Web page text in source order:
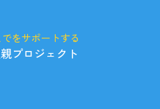
をサポートする
プロジェクト